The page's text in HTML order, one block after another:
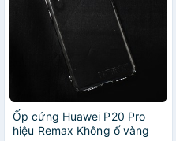
Ốp cứng Huawei P20 Pro
hiệu Remax Không ố vàng